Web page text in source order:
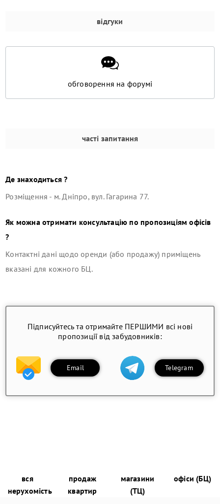
відгуки
обговорення на форумі
часті запитання
Де знаходиться ?
Розміщення - м. Дніпро, вул. Гагарина 77.
Як можна отримати консультацію по пропозиціям офісів
?
Контактні дані щодо оренди (або продажу) приміщень
вказані для кожного БЦ.
Підписуйтесь та отримайте ПЕРШИМИ всі нові
пропозиції від забудовників:
Email Telegram
вся
нерухомість
продаж
квартир
магазини
(ТЦ)
офіси (БЦ)